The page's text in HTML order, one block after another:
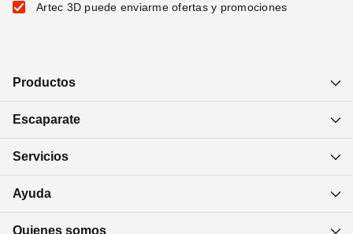
Artec 3D puede enviarme ofertas y promociones
Productos
Escaparate
Servicios
Ayuda
Quienes somos